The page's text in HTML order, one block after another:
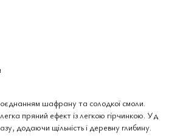
шафрану та солодкої смоли.
пряний ефект із легкою гірчинкою. Уд
додаючи щільність і деревну глибину.